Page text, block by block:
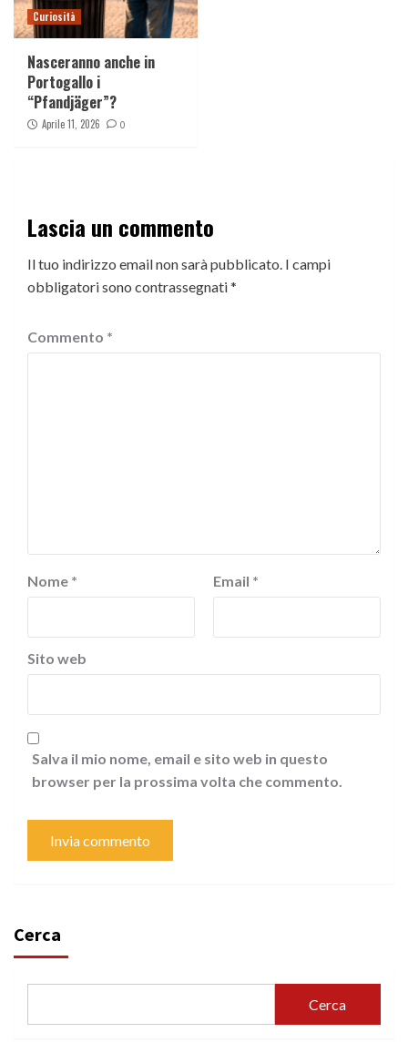
Curiosità
Nasceranno anche in
Portogallo i
“Pfandjäger”?
Aprile 11, 2026 0
Lascia un commento
Il tuo indirizzo email non sarà pubblicato. I campi
obbligatori sono contrassegnati*
Commento *
Nome * Email *
Sito web
Salva il mio nome, email e sito web in questo
browser per la prossima volta che commento.
Cerca
Cerca